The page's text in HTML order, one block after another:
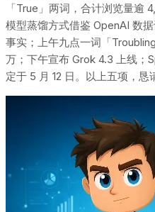
「True」两词，合计浏览量逾
模型蒸馏方式借鉴 OpenAI 数
事实；上午九点一词「
万；下午宣布 Grok 4.3 上线；
定于 5 月 12 日。以上五项，恳